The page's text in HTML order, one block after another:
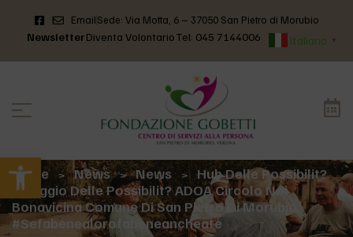
Apri la barra degli strumenti
EmailSede: Via Motta, 6 – 37050 San Pietro di Morubio
NewsletterDiventa VolontarioTel: 045 7144006 Italiano ▼
Home > News > News >
Hub Delle Possibilit?
Villaggio Delle Possibilit? ADOA Circolo Noi
Bonavicina Comune Di San Pietro Di Morubio
#sefabenealorofabeneancheate